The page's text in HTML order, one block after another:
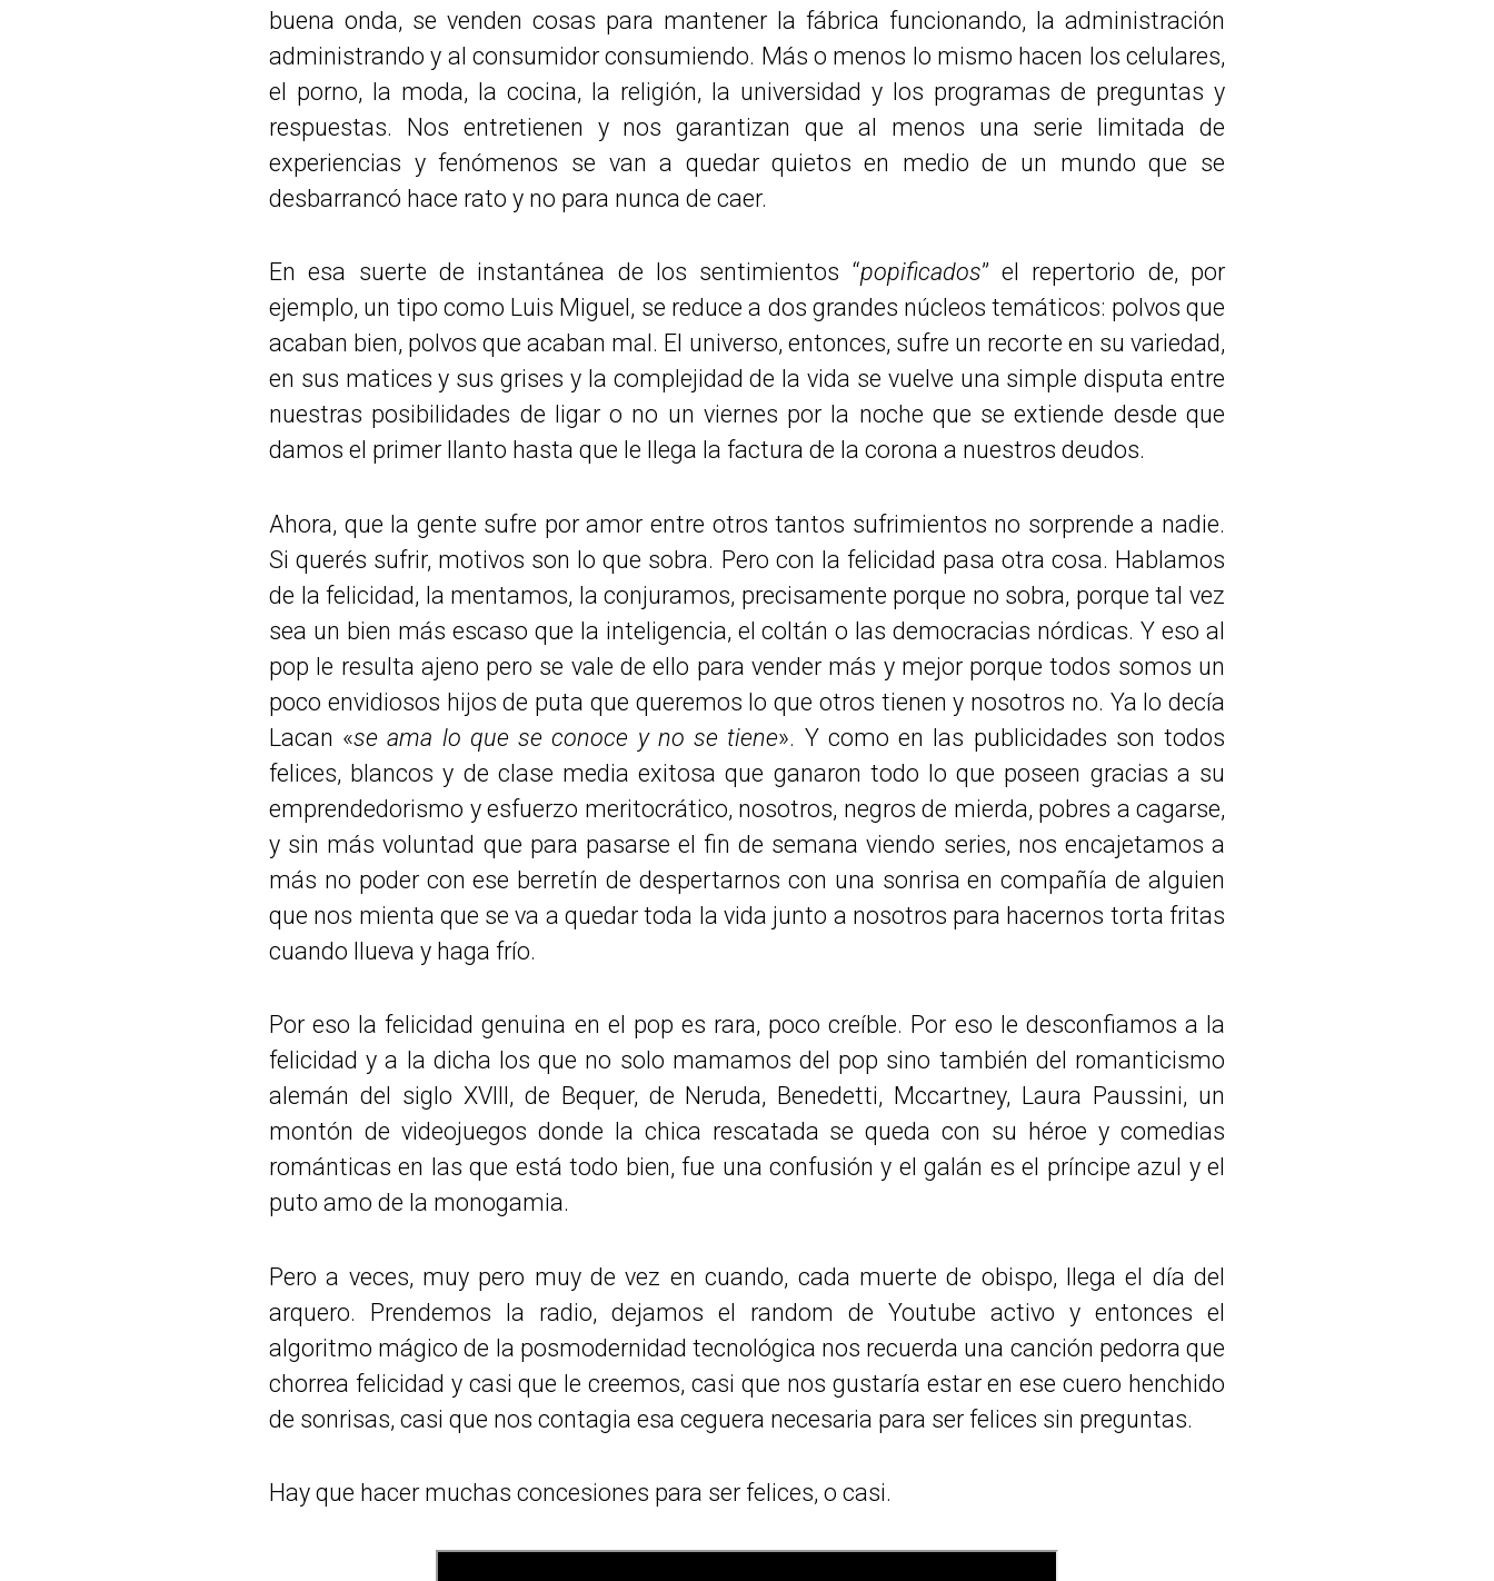
buena onda, se venden cosas para mantener la fábrica funcionando, la administración
administrando y al consumidor consumiendo. Más o menos lo mismo hacen los celulares,
el porno, la moda, la cocina, la religión, la universidad y los programas de preguntas y
respuestas. Nos entretienen y nos garantizan que al menos una serie limitada de
experiencias y fenómenos se van a quedar quietos en medio de un mundo que se
desbarrancó hace rato y no para nunca de caer.
En esa suerte de instantánea de los sentimientos “popificados” el repertorio de, por
ejemplo, un tipo como Luis Miguel, se reduce a dos grandes núcleos temáticos: polvos que
acaban bien, polvos que acaban mal. El universo, entonces, sufre un recorte en su variedad,
en sus matices y sus grises y la complejidad de la vida se vuelve una simple disputa entre
nuestras posibilidades de ligar o no un viernes por la noche que se extiende desde que
damos el primer llanto hasta que le llega la factura de la corona a nuestros deudos.
Ahora, que la gente sufre por amor entre otros tantos sufrimientos no sorprende a nadie.
Si querés sufrir, motivos son lo que sobra. Pero con la felicidad pasa otra cosa. Hablamos
de la felicidad, la mentamos, la conjuramos, precisamente porque no sobra, porque tal vez
sea un bien más escaso que la inteligencia, el coltán o las democracias nórdicas. Y eso al
pop le resulta ajeno pero se vale de ello para vender más y mejor porque todos somos un
poco envidiosos hijos de puta que queremos lo que otros tienen y nosotros no. Ya lo decía
Lacan «se ama lo que se conoce y no se tiene». Y como en las publicidades son todos
felices, blancos y de clase media exitosa que ganaron todo lo que poseen gracias a su
emprendedorismo y esfuerzo meritocrático, nosotros, negros de mierda, pobres a cagarse,
y sin más voluntad que para pasarse el fin de semana viendo series, nos encajetamos a
más no poder con ese berretín de despertarnos con una sonrisa en compañía de alguien
que nos mienta que se va a quedar toda la vida junto a nosotros para hacernos torta fritas
cuando llueva y haga frío.
Por eso la felicidad genuina en el pop es rara, poco creíble. Por eso le desconfiamos a la
felicidad y a la dicha los que no solo mamamos del pop sino también del romanticismo
alemán del siglo XVIII, de Bequer, de Neruda, Benedetti, Mccartney, Laura Paussini, un
montón de videojuegos donde la chica rescatada se queda con su héroe y comedias
románticas en las que está todo bien, fue una confusión y el galán es el príncipe azul y el
puto amo de la monogamia.
Pero a veces, muy pero muy de vez en cuando, cada muerte de obispo, llega el día del
arquero. Prendemos la radio, dejamos el random de Youtube activo y entonces el
algoritmo mágico de la posmodernidad tecnológica nos recuerda una canción pedorra que
chorrea felicidad y casi que le creemos, casi que nos gustaría estar en ese cuero henchido
de sonrisas, casi que nos contagia esa ceguera necesaria para ser felices sin preguntas.
Hay que hacer muchas concesiones para ser felices, o casi.